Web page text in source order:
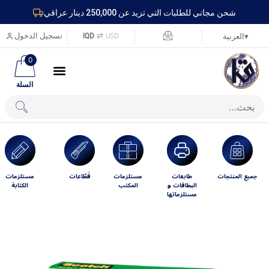
شحن مجاني للطلبات التي تزيد عن 250,000 دينار عراقي
تسجيل الدخول IQD ⇄ USD العربية▾
0
السلة
جميع المنتجات طابعات
البطاقات و
مستلزماتها
مستلزمات
المكتب
قَطّاعات مستلزمات
الكتابة